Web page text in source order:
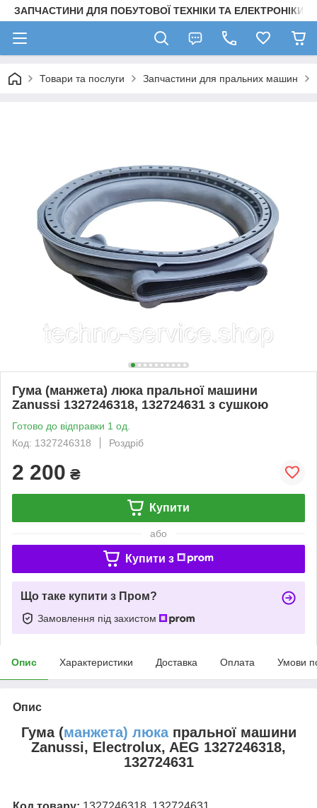
ЗАПЧАСТИНИ ДЛЯ ПОБУТОВОЇ ТЕХНІКИ ТА ЕЛЕКТРОНІКИ
Товари та послуги Запчастини для пральних машин
Гума (манжета) люка пральної машини
Zanussi 1327246318, 132724631 з сушкою
Готово до відправки 1 од.
Код: 1327246318
Роздріб
2 200 ₴
Купити
або
Купити з
Що таке купити з Пром?
Замовлення під захистом
Опис Характеристики Доставка Оплата Умови
Опис
Гума (манжета) люкапральної машини
Zanussi, Electrolux, AEG 1327246318,
132724631